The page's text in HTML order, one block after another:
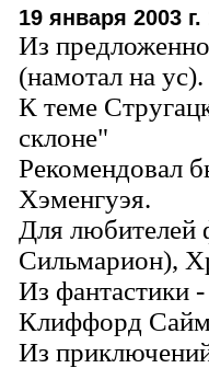
19 января 2003 г.
Из
(намотал на ус).
К теме
склоне"
Рекомендовал
Хэменгуэя.
Для любителей
Сильмарион),
Из фантастики
Клиффорд
Из